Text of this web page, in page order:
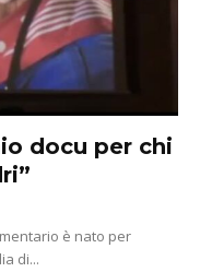
docu per chi
è nato per
di...